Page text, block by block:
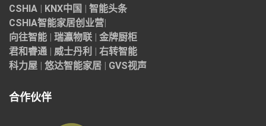
CSHIA KNX中国
智能头条
CSHIA智能家居创业营
向往智能
瑞瀛物联
金牌厨柜
君和睿通
威士丹利
右转智能
科力屋
悠达智能家居 GVS视声
合作伙伴